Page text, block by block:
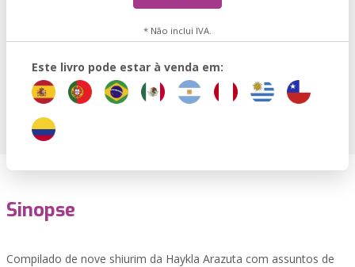
* Não inclui IVA.
Este livro pode estar à venda em:
Sinopse
Compilado de nove shiurim da Haykla Arazuta com assuntos de